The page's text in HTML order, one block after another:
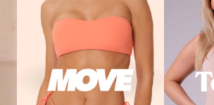
COURT RÖVIDNADRÁG BLACK
14.100 Ft
S